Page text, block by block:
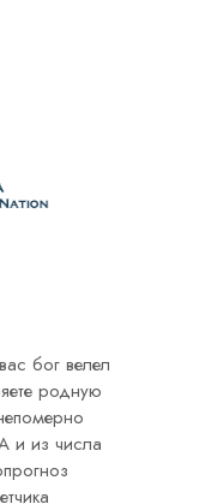
бог велел
родную
и из числа